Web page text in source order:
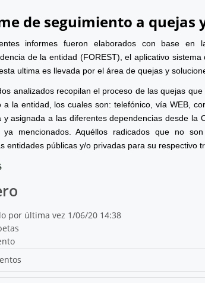
de seguimiento a quejas
informes fueron elaborados con base
de la entidad (FOREST), el aplicativo
ultima es llevada por el área de quejas y
analizados recopilan el proceso de las quejas
a la entidad, los cuales son: telefónico, vía WEB,
y asignada a las diferentes dependencias desde
ya mencionados. Aquéllos radicados que no
entidades públicas y/o privadas para su respectivo
por última vez 1/06/20 14:38